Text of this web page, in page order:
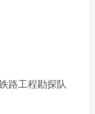
路工程勘探队